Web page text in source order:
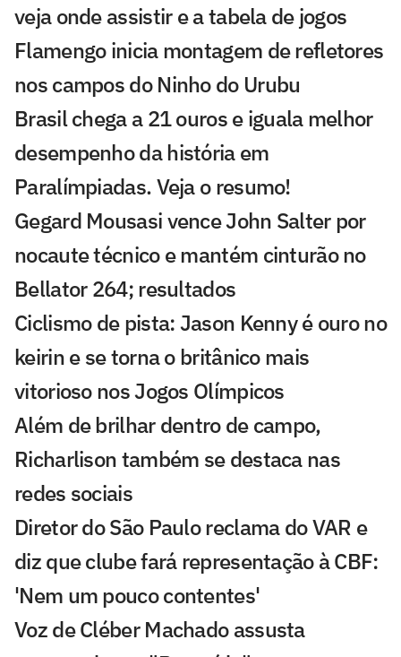
veja onde assistir e a tabela de jogos
Flamengo inicia montagem de refletores
nos campos do Ninho do Urubu
Brasil chega a 21 ouros e iguala melhor
desempenho da história em
Paralímpiadas. Veja o resumo!
Gegard Mousasi vence John Salter por
nocaute técnico e mantém cinturão no
Bellator 264; resultados
Ciclismo de pista: Jason Kenny é ouro no
keirin e se torna o britânico mais
vitorioso nos Jogos Olímpicos
Além de brilhar dentro de campo,
Richarlison também se destaca nas
redes sociais
Diretor do São Paulo reclama do VAR e
diz que clube fará representação à CBF:
'Nem um pouco contentes'
Voz de Cléber Machado assusta